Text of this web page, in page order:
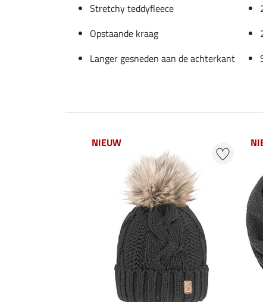
Stretchy teddyfleece
Opstaande kraag
Langer gesneden aan de achterkant
NIEUW